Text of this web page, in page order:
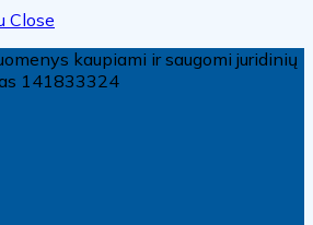
Close
kaupiami ir saugomi juridinių
141833324